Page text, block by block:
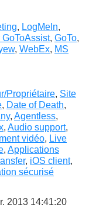
, LogMeIn,
, GoTo,
, WebEx, MS
Propriétaire, Site
, Date of Death,
, Agentless,
, Audio support,
vidéo, Live
, Applications
, iOS client,
sécurisé
2013 14:41:20